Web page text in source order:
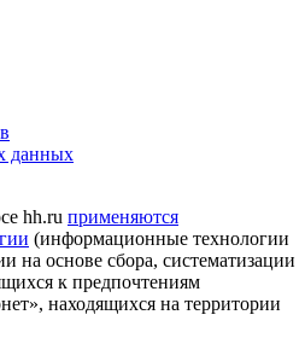
данных
hh.ru применяются
(информационные технологии
на основе сбора, систематизации
к предпочтениям
находящихся на территории